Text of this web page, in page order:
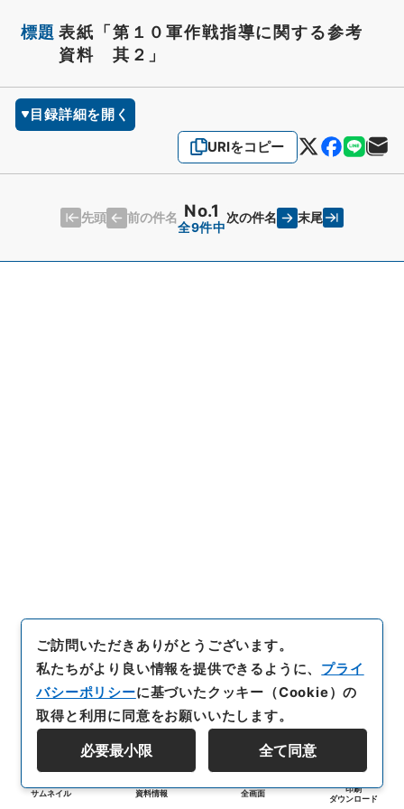
標題 表紙「第１０軍作戦指導に関する参考
資料 其２」
目録詳細を開く
URIをコピー
先頭 前の件名 No.1
全9件中
次の件名 末尾
サムネイル 資料情報 全画面
印刷
ダウンロード
ご訪問いただきありがとうございます。
私たちがより良い情報を提供できるように、 プライ
バシーポリシーに基づいたクッキー（Cookie）の
取得と利用に同意をお願いいたします。
必要最小限 全て同意